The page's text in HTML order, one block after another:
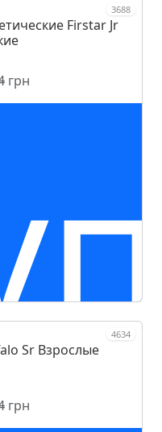
3688
Firstar Jr
грн
4634
Sr Взрослые
грн